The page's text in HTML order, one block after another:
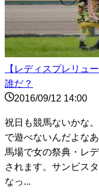
【レディスプレリュ
誰だ？
2016/09/12 14:00
祝日も競馬ないかな
で遊べないんだよな
馬場で女の祭典・レ
されます。サンビス
なっ...